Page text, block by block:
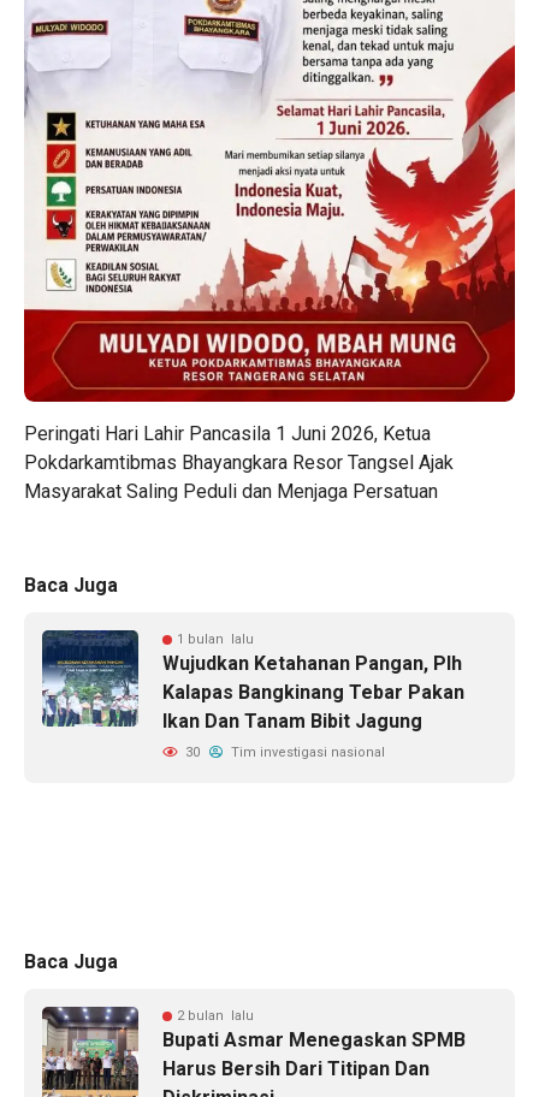
Peringati Hari Lahir Pancasila 1 Juni 2026, Ketua
Pokdarkamtibmas Bhayangkara Resor Tangsel Ajak
Masyarakat Saling Peduli dan Menjaga Persatuan
Baca Juga
1 bulan lalu
Wujudkan Ketahanan Pangan, Plh
Kalapas Bangkinang Tebar Pakan
Ikan Dan Tanam Bibit Jagung
30 Tim investigasi nasional
Baca Juga
2 bulan lalu
Bupati Asmar Menegaskan SPMB
Harus Bersih Dari Titipan Dan